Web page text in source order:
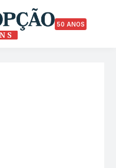
50 ANOS